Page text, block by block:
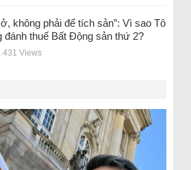
không phải để tích sản”: Vì sao Tô
đánh thuế Bất Động sản thứ 2?
Views